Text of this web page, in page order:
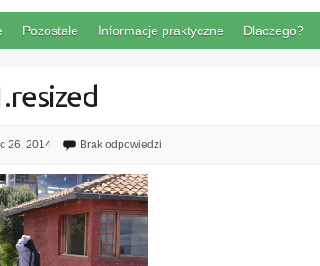
Pozostałe Informacje praktyczne Dlaczego?
26, 2014 Brak odpowiedzi